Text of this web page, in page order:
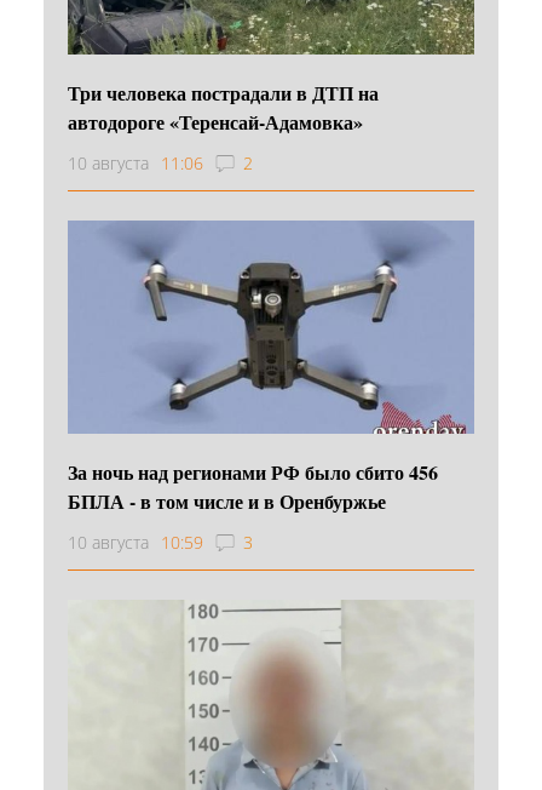
Три человека пострадали в ДТП на
автодороге «Теренсай-Адамовка»
10 августа 11:06 2
За ночь над регионами РФ было сбито 456
БПЛА - в том числе и в Оренбуржье
10 августа 10:59 3